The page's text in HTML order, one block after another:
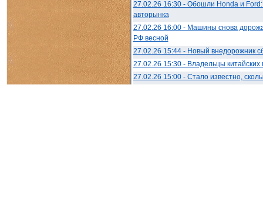
27.02.26 16:30 - Обошли Honda и Ford:
авторынка
27.02.26 16:00 - Машины снова
РФ весной
27.02.26 15:44 - Новый внедорожник
27.02.26 15:30 - Владельцы
27.02.26 15:00 - Стало известно,